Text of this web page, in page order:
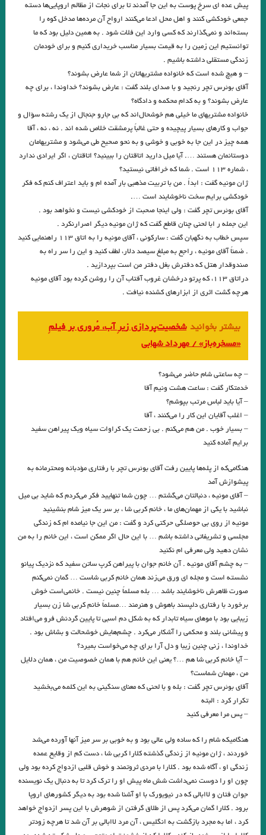
عشق، مرگِ کوچک است …ابن عربی
.مراحل رشد و تکامل تفکر فلسفی ادموند هوسرل
.بررسی تطبیقی شخصیت، زندگی، احوال و اقوال ابراهیم ادهم و بودا
پروین سلاجقه
.نشانه شناسی در پنج گنج نظامی گنجوی‎ . عباس موذن
از ابرها … آن تکه که تویی، نخواهد بارید
دست‌های تو تصمیمم بود ،باید می‌گرفتم و دور می‌شدم
لکه‌های سفید /نویسنده: کورت‌ توخولسکی/ مترجم: محمد‌حسین عضدانلو
.تاثیر تاریخ بیهقی بر ادبیات منظوم ایران…عباس مؤذن
آتش آتش است . ماهرو خوشکام
عرب دوستی / نویسنده: ژان کو / مترجم: ابوالحس نجفی رسول_یونان
.ویرجینیا ولف/ نقش روي ديوار
. علیرضا ذیحق/ رازهای جاذبه و گیرایی ِ قصه ی ” کچل کفتر باز ” نوشته ی
.مجموعه شعر «لاله‌ها» -که اشعار ۱۰ شاعر زن انگلیسی است- با ترجمه و
گردآوری رزا جمالی/ انتشارات ایهام
.نشر ایهام
مجموعه داستان هم دیوار. نوشته ی میترا داور. دو زبانه .برگردان :‌پویان
قربانی نخل؛ آیینی بازمانده از آیین های دوموزی / کلثوم قربانی ،جویباری
من سکوت خویش را گم کرده‌ام، لاجرم در این هیاهو گم شدم…فریدون
مشیری
رقص بر روی یک سوزن/ نویسنده: گری ای‌ هولاند مترجم: هل خردیار
.شیرها/نويسنده: پتر بیکسل مترجم: بهزاد کشمیری‌پور
. پالاس هتل تاناتوس/ آندره موروا/ ابوالحسن نجفی
.صبح روز کریسمس/فرانك اُكانر/سرورالسادات جواهريان
جوراب شلواری.تيم اوبرايان مترجم: اسدالله امرايى
صائب_تبریزی / هر که داند که خبرها همه در بیخبری است، هرگز از گوشهٔ
قلب افشاگر / ادگار آلن پو/ ترجمه شیوا شکوری
بیشتر از هر چیز در این جهان شعر بین آدم‌ها تقسیم شده است؛ و همین‌طور
پیش عده ای سرخ پوست به این جا آمدند تا برای نجات از مظالم اروپایی‌ها دسته
جمعی خودکشی کنند و اهل محل ادعا می‌کنند ارواح آن مرده‌ها مدخل کوه را
بسته‌اند و نمی‌گذارند که کسی وارد این فلات شود . به همین دلیل بود که ما
توانستیم این زمین را به قیمت بسیار مناسب خریداری کنیم و برای خودمان
زندگی مستقلی داشته باشیم .
– و هیچ شده است که خانواده مشتریهاتان از شما عارض بشوند؟
آقای بوئرس تچر رنجید و با صدای بلند گفت : عارض بشوند؟ خداوندا ، برای چه
عارض بشوند؟ و به کدام محکمه و دادگاه؟
خانواده مشتریهای ما خیلی هم خوشحال‌اند که بی جارو جنجال از یک رشته سؤال و
جواب و کارهای بسیار پیچیده و حتی غالباً پرمشقت خلاص شده اند . نه ، نه ، آقا
همه چیز در این جا به خوبی و خوشی و به نحو صحیح طی می‌شود و مشتریهامان
دوستانمان هستند …. آیا میل دارید اتاقتان را ببینید؟ اتاقتان ، اگر ایرادی ندارد
، شماره ۱۱۳ است . شما که خرافاتی نیستید؟
ژان مونیه گفت : ابداً . من با تربیت مذهبی بار آمده ام و باید اعتراف کنم که فکر
خودکشی برایم سخت ناخوشایند است ….
آقای بوئرس تچر گفت : ولی اینجا صحبت از خودکشی نیست و نخواهد بود .
این جمله ر ابا لحنی چنان قاطع گفت که ژان مونیه دیگر اصرارنکرد .
سپس خطاب به نگهبان گفت : سارکونی ، آقای مونیه را به اتاق ۱۱۳ راهنمایی کنید
. ضمناً آقای مونیه ، راجع به مبلغ سیصد دلار، لطف کنید و این را سر راه به
صندوقدار هتل که دفترش بغل دفتر من است بپردازید .
دراتاق ۱۱۳، که پرتو درخشان غروب آفتاب آن را روشن کرده بود آقای مونیه
هرچه گشت اثری از ابزارهای کشنده نیافت .
بیشتر بخوانید شخصیت‌پردازی زیرِ آب، مُروری بر فیلمِ
«مسخره‌باز» / مهرداد شهابی
– چه ساعتی شام حاضر می‌شود؟
خدمتکار گفت : ساعت هشت ونیم آقا
– آیا باید لباس مرتب بپوشم؟
– اغلب آقایان این کار را می‌کنند ، آقا
– بسیار خوب . من هم می‌کنم . بی زحمت یک کراوات سیاه ویک پیراهن سفید
برایم آماده کنید
هنگامی‌که از پله‌ها پایین رفت آقای بوئرس تچر با رفتاری مؤدبانه ومحترمانه به
پیشوازش آمد
– آقای مونیه ، دنبالتان می‌گشتم … چون شما تنهایید فکر می‌کردم که شاید بی میل
نباشید با یکی از مهمان‌های ما ، خانم کربی شا ، بر سر یک میز شام بنشینید
مونیه از روی بی حوصلگی حرکتی کرد و گفت : من این جا نیامده ام که زندگی
مجلسی و تشریفاتی داشته باشم … با این حال اگر ممکن است ، این خانم را به من
نشان دهید ولی معرفی ام نکنید
– به چشم آقای مونیه . آن خانم جوان با پیراهن کرپ ساتن سفید که نزدیک پیانو
نشسته است و مجله ای ورق می‌زند همان خانم کربی شاست … گمان نمی‌کنم
صورت ظاهرش ناخوشایند باشد … بله مسلماً چنین نیست . خانمی‌است خوش
برخورد با رفتاری دلپسند باهوش و هنرمند …مسلماً خانم کربی شا زن بسیار
زیبایی بود با موهای سیاه تابدار که به شکل دم اسبی تا پایین گردنش فرو می‌افتاد
و پیشانی بلند و محکمی ‌را آشکار می‌کرد . چشم‌هایش خوشحالت و بشاش بود .
خداوندا ، زنی چنین زیبا و دل آرا برای چه می‌خواست بمیرد؟
– آیا خانم کربی شا هم …؟ یعنی این خانم هم با همان خصوصیت من ، همان دلایل
من ، مهمان شماست؟
آقای بوئرس تچر گفت : بله و با لحنی که معنای سنگینی به این کلمه می‌بخشید
تکرار کرد : البته
– پس مرا معرفی کنید
هنگامیکه شام را که ساده ولی عالی بود و به خوبی بر سر میز آنها آورده می‌شد
خوردند ، ژان مونیه از زندگی گذشته کلارا کربی شا ، دست کم از وقایع عمده
زندگی او ، آگاه شده بود . کلارا با مردی ثروتمند و خوش قلبی ازدواج کرده بود ولی
چون او را دوست نمی‌داشت شش ماه پیش او را ترک کرد تا به دنبال یک نویسنده
جوان فتان و لاابالی که در نیویورک با او آشنا شده بود به دیگر کشورهای اروپا
برود . کلارا گمان می‌کرد پس از طلاق گرفتن از شوهرش با این پسر ازدواج خواهد
کرد ، اما به مجرد بازگشت به انگلیس ، آن مرد لاابالی بر آن شد تا هرچه زودتر